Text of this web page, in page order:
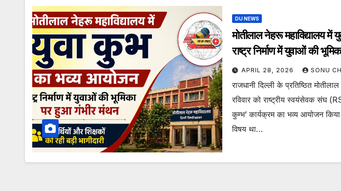
DU NEWS
मोतीलाल नेहरू महाविद्यालय
राष्ट्र निर्माण में युवाओं की
APRIL 28, 2026 SONU
राजधानी दिल्ली के प्रतिष्ठित
रविवार को राष्ट्रीय स्वयंसेवक संघ
कुम्भ’ कार्यक्रम का भव्य आयोजन
विषय था…